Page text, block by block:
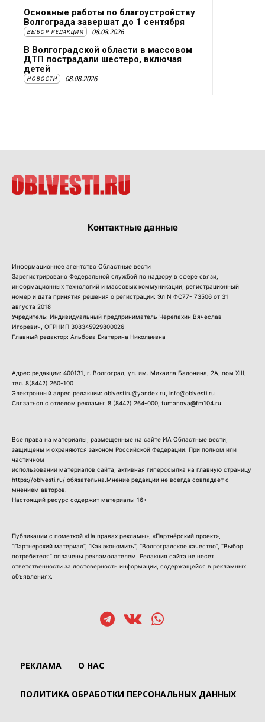
Основные работы по благоустройству
Волгограда завершат до 1 сентября
ВЫБОР РЕДАКЦИИ 08.08.2026
В Волгоградской области в массовом
ДТП пострадали шестеро, включая
детей
НОВОСТИ 08.08.2026
Контактные данные
Информационное агентство Областные вести
Зарегистрировано Федеральной службой по надзору в сфере связи,
информационных технологий и массовых коммуникации, регистрационный
номер и дата принятия решения о регистрации: Эл N ФС77- 73506 от 31
августа 2018
Учредитель: Индивидуальный предприниматель Черепахин Вячеслав
Игоревич, ОГРНИП 308345929800026
Главный редактор: Альбова Екатерина Николаевна
Адрес редакции: 400131, г. Волгоград, ул. им. Михаила Балонина, 2А, пом XIII,
тел. 8(8442) 260-100
Электронный адрес редакции: oblvestiru@yandex.ru, info@oblvesti.ru
Связаться с отделом рекламы: 8 (8442) 264-000 , tumanova@fm104.ru
Все права на материалы, размещенные на сайте ИА Областные вести,
защищены и охраняются законом Российской Федерации. При полном или
частичном
использовании материалов сайта, активная гиперссылка на главную страницу
https://oblvesti.ru/ обязательна.Мнение редакции не всегда совпадает с
мнением авторов.
Настоящий ресурс содержит материалы 16+
Публикации с пометкой «На правах рекламы», «Партнёрский проект»,
“Партнерский материал”, “Как экономить”, “Волгоградское качество”, “Выбор
потребителя” оплачены рекламодателем. Редакция сайта не несет
ответственности за достоверность информации, содержащейся в рекламных
объявлениях.
РЕКЛАМА О НАС
ПОЛИТИКА ОБРАБОТКИ ПЕРСОНАЛЬНЫХ ДАННЫХ